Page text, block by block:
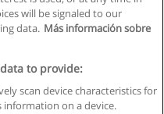
информации
will be signaled to our
data. Más información sobre
to provide:
scan device characteristics for
information on a device.